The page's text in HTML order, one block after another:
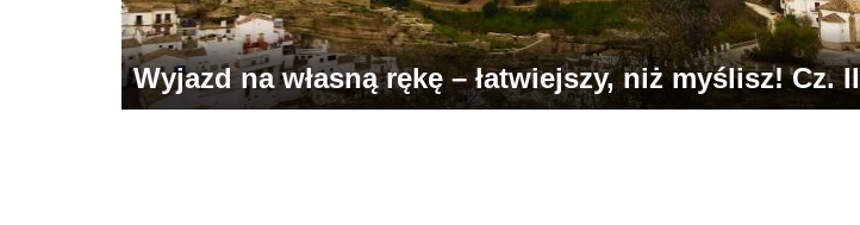
Wyjazd na własną rękę – łatwiejszy, niż myślisz! Cz. II